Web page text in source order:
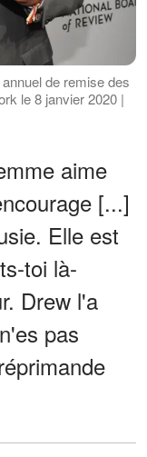
de remise des
le 8 janvier 2020 |
aime
[...]
Elle est
toi là-
Drew l'a
pas